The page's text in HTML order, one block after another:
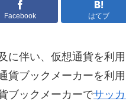
Facebook はてブ
に伴い、仮想通貨を利
貨ブックメーカーを利
ブックメーカーでサッ